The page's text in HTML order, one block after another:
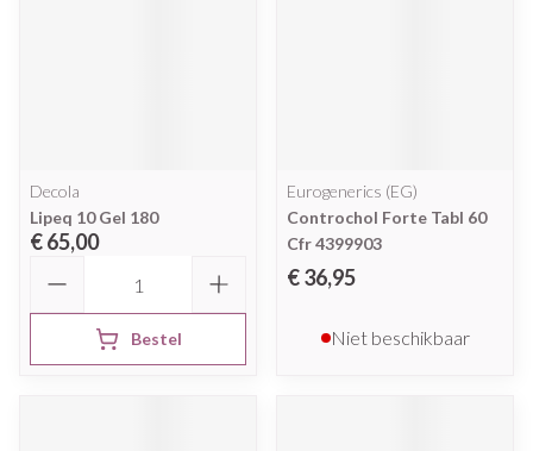
Decola
Lipeq 10 Gel 180
€ 65,00
Bestel
Eurogenerics (EG)
Controchol Forte Tabl 60
Cfr 4399903
€ 36,95
Niet beschikbaar